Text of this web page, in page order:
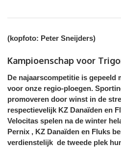
(kopfoto: Peter Sneijders)
Kampioenschap voor
De najaarscompetitie is gepeeld
voor onze regio-ploegen.
promoveren door winst in de
respectievelijk KZ Danaïden en
Velocitas spelen na de winter
Pernix , KZ Danaïden en Fluks
verdienstelijk de tweede plek